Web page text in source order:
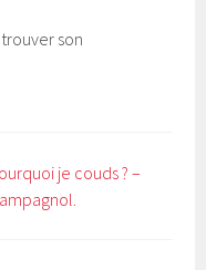
son
je couds ? –